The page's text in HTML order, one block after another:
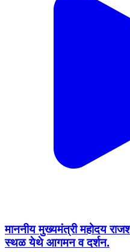
माननीय मुख्यमंत्री महोदय
स्थळ येथे आगमन व दर्शन.